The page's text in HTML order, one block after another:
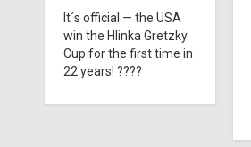
It´s official — the USA
win the Hlinka Gretzky
Cup for the first time in
22 years! ????